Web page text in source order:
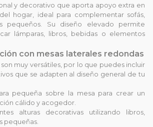
y decorativo que aporta apoyo extra en
hogar, ideal para complementar sofás,
pequeños. Su diseño elevado permite
lámparas, libros, bebidas o elementos
con mesas laterales redondas
muy versátiles, por lo que puedes incluir
que se adapten al diseño general de tu
pequeña sobre la mesa para crear un
cálido y acogedor.
alturas decorativas utilizando libros,
pequeñas.